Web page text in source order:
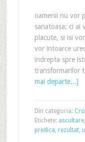
oamenii nu vor
sanatoasa; ci ai
placute, si isi
vor intoarce
indrepta spre
transformarilor
mai departe...]
Din categoria:
Etichete: ascultare,
predica, rezultat,